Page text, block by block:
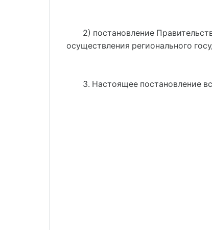
2) постановление
осуществления регионального
3. Настоящее постановление